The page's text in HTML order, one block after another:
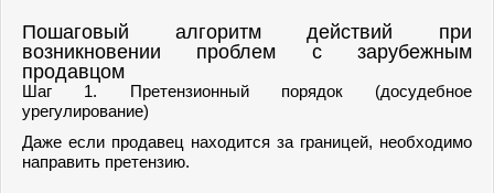
Пошаговый алгоритм действий при
возникновении проблем с зарубежным
продавцом
Шаг 1. Претензионный порядок (досудебное
урегулирование)
Даже если продавец находится за границей, необходимо
направить претензию.